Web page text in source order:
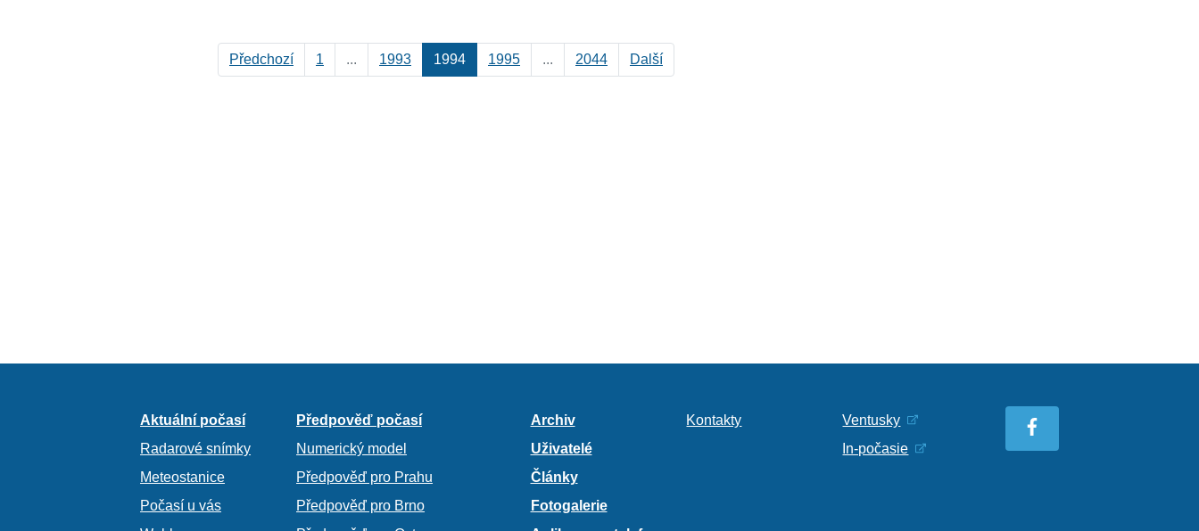
Předchozí 1 ... 1993 1994 1995 ... 2044 Další
Aktuální počasí
Radarové snímky
Meteostanice
Počasí u vás
Předpověď počasí
Numerický model
Předpověď pro Prahu
Předpověď pro Brno
Archiv
Uživatelé
Články
Fotogalerie
Kontakty
Ventusky
In-počasie